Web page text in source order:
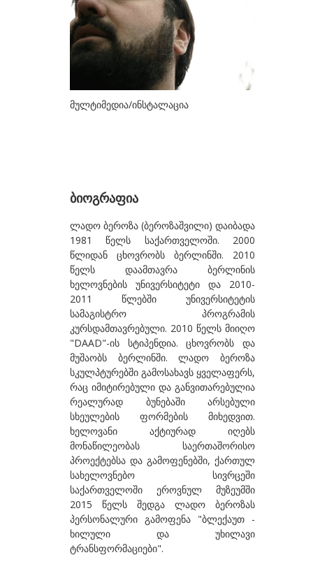
აბაზაძე ნიკო
ალექსი-მესხიშვილი ქეთუთა
ასლანიშვილი თეკლა
ბაღდავაძე ნანა
ბერიძე ალექსანდრე
ბეროზა ლადო
ბეროზაშვილი ზურაბ
ბჟალავა ჯემალ
ბუგიანი ირაკლი
გაბიანი ირინა
გაგოშიძე გიორგი
გაგოშიძე ნანა
გაგოშიძე ნინო
გამსახურდია ნინა
გეგია ალექსი
გველესიანი მაგდა
მულტიმედია/ინსტალაცია
ბიოგრაფია
ლადო ბეროზა (ბეროზაშვილი) დაიბადა
1981 წელს საქართველოში. 2000
წლიდან ცხოვრობს ბერლინში. 2010
წელს დაამთავრა ბერლინის
ხელოვნების უნივერსიტეტი და 2010-
2011 წლებში უნივერსიტეტის
სამაგისტრო პროგრამის
კურსდამთავრებული. 2010 წელს მიიღო
"DAAD"-ის სტიპენდია. ცხოვრობს და
მუშაობს ბერლინში. ლადო ბეროზა
სკულპტურებში გამოსახავს ყველაფერს,
რაც იმიტირებული და განვითარებულია
რეალურად ბუნებაში არსებული
სხეულების ფორმების მიხედვით.
ხელოვანი აქტიურად იღებს
მონაწილეობას საერთაშორისო
პროექტებსა და გამოფენებში, ქართულ
სახელოვნებო სივრცეში
საქართველოში ეროვნულ მუზეუმში
2015 წელს შედგა ლადო ბეროზას
პერსონალური გამოფენა "ბლექაუთ -
ხილული და უხილავი
ტრანსფორმაციები".